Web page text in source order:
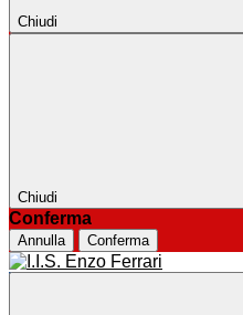
Chiudi
Chiudi
Conferma
Annulla Conferma